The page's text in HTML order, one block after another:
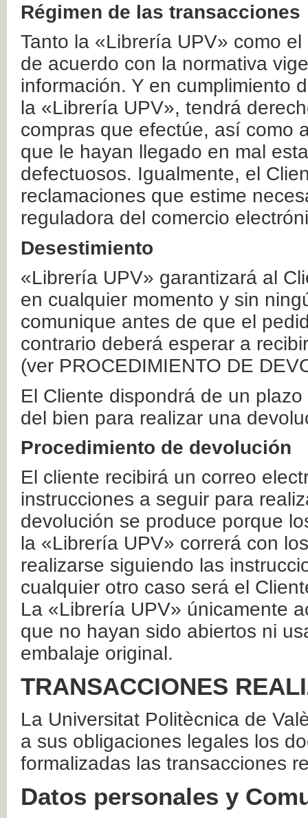
Régimen de las transacciones
Tanto la «Librería UPV» como
de acuerdo con la normativa
información. Y en cumplimiento
la «Librería UPV», tendrá
compras que efectúe, así como
que le hayan llegado en mal
defectuosos. Igualmente, el
reclamaciones que estime
reguladora del comercio
Desestimiento
«Librería UPV» garantizará al
en cualquier momento y sin
comunique antes de que el
contrario deberá esperar a
(ver PROCEDIMIENTO DE
El Cliente dispondrá de un
del bien para realizar una
Procedimiento de devolución
El cliente recibirá un correo
instrucciones a seguir para
devolución se produce porque
la «Librería UPV» correrá con
realizarse siguiendo las
cualquier otro caso será el
La «Librería UPV» únicamente
que no hayan sido abiertos ni
embalaje original.
TRANSACCIONES
La Universitat Politècnica de
a sus obligaciones legales los
formalizadas las transacciones
Datos personales y